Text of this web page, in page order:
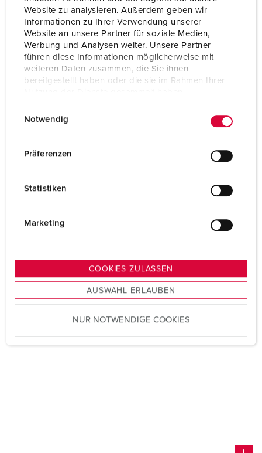
Website zu analysieren. Außerdem geben wir
Informationen zu Ihrer Verwendung unserer
Website an unsere Partner für soziale Medien,
Werbung und Analysen weiter. Unsere Partner
führen diese Informationen möglicherweise mit
weiteren Daten zusammen, die Sie ihnen
bereitgestellt haben oder die sie im Rahmen Ihrer
s
u
w
Notwendig
Präferenzen
Statistiken
Marketing
COOKIES ZULASSEN
AUSWAHL ERLAUBEN
NUR NOTWENDIGE COOKIES
Aansluittechniek schroefklemmen
Contacten standaard
Beschermingsgraad IP44
Gewicht 116 g